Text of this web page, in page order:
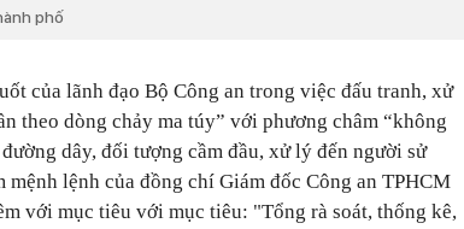
phố
của lãnh đạo Bộ Công an trong việc đấu tranh, xử
theo dòng chảy ma túy” với phương châm “không
dây, đối tượng cầm đầu, xử lý đến người sử
mệnh lệnh của đồng chí Giám đốc Công an TPHCM
với mục tiêu với mục tiêu: "Tổng rà soát, thống kê,